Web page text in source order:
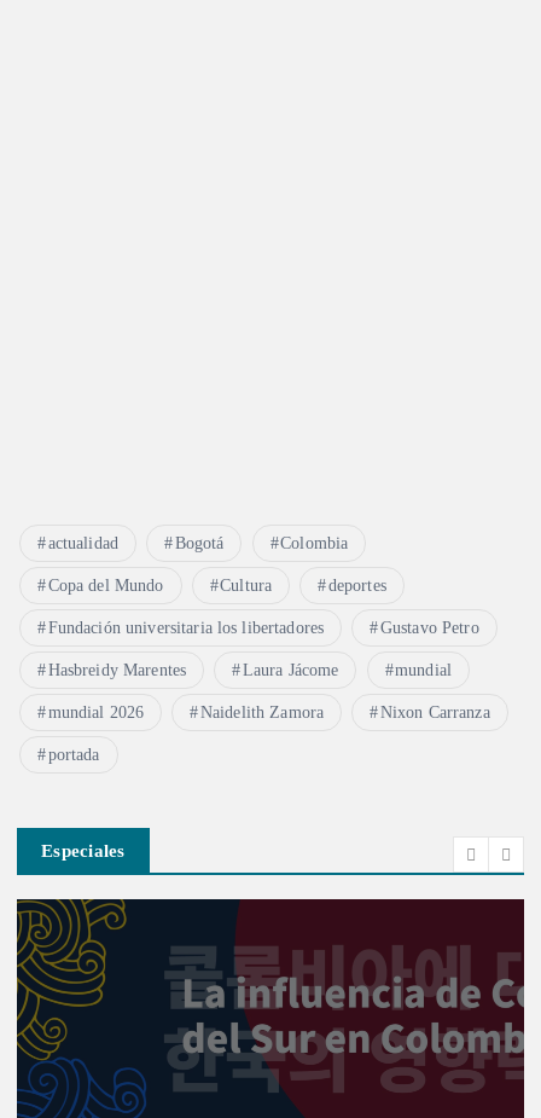
actualidad Bogotá Colombia
Copa del Mundo Cultura deportes
Fundación universitaria los libertadores Gustavo Petro
Hasbreidy Marentes Laura Jácome mundial
mundial 2026 Naidelith Zamora Nixon Carranza
portada
Especiales